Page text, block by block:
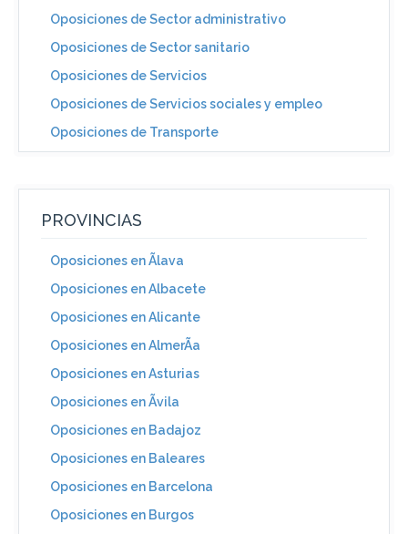
Oposiciones de Sector administrativo
Oposiciones de Sector sanitario
Oposiciones de Servicios
Oposiciones de Servicios sociales y empleo
Oposiciones de Transporte
PROVINCIAS
Oposiciones en Ãlava
Oposiciones en Albacete
Oposiciones en Alicante
Oposiciones en AlmerÃ­a
Oposiciones en Asturias
Oposiciones en Ãvila
Oposiciones en Badajoz
Oposiciones en Baleares
Oposiciones en Barcelona
Oposiciones en Burgos